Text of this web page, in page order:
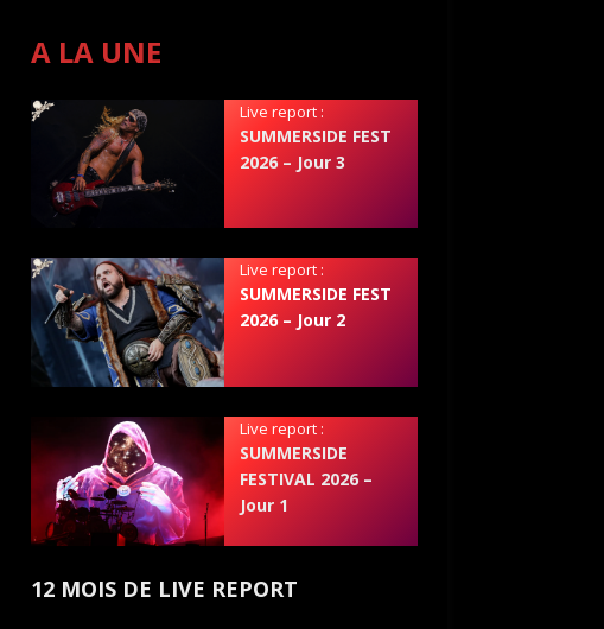
A LA UNE
Live report :
SUMMERSIDE FEST
2026 – Jour 3
Live report :
SUMMERSIDE FEST
2026 – Jour 2
Live report :
SUMMERSIDE
FESTIVAL 2026 –
Jour 1
12 MOIS DE LIVE REPORT